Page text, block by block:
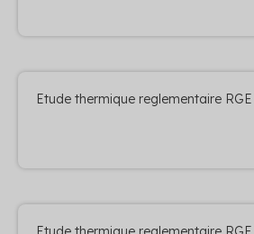
Etude thermique reglementaire